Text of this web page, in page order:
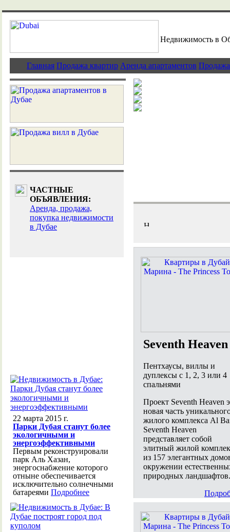
Недвижимость в
Главная Продажа квартир Аренда апартаментов
ЧАСТНЫЕ
ОБЪЯВЛЕНИЯ:
Аренда, продажа,
покупка недвижимости
в Дубае
Дубай -
Seventh Heaven
Пентхаусы, виллы и
дуплексы с 1, 2, 3 или 4
спальнями
Проект Seventh Heaven
новая часть
жилого комплекса Al
Seventh Heaven
представляет собой
элитный жилой
из 157 элегантных
окружении
природных ландшафтов.
22 марта 2015 г.
Парки Дубая станут более
экологичными и
энергоэффективными
Первым реконструировали
парк Аль Хазан,
энергоснабжение которого
отныне обеспечивается
исключительно солнечными
батареями Подробнее